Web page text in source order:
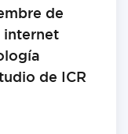
de
internet
de ICR